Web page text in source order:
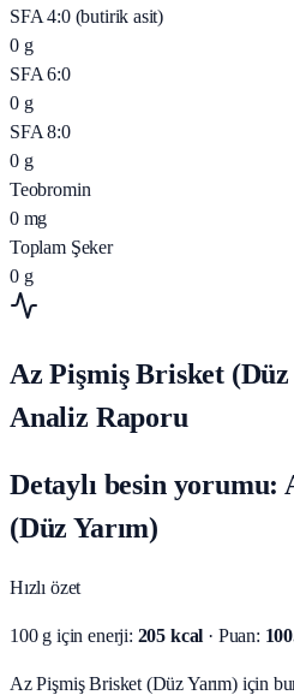
SFA 4:0 (butirik asit)
0 g
SFA 6:0
0 g
SFA 8:0
0 g
Teobromin
0 mg
Toplam Şeker
0 g
Az Pişmiş Brisket (Düz
Analiz Raporu
Detaylı besin yorumu:
(Düz Yarım)
Hızlı özet
100 g için enerji: 205 kcal · Puan:
Az Pişmiş Brisket (Düz Yarım) için